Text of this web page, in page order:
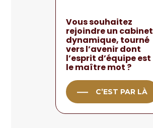
Vous souhaitez
rejoindre un cabinet
dynamique, tourné
vers l’avenir dont
l’esprit d’équipe est
le maître mot ?
C’EST PAR LÀ